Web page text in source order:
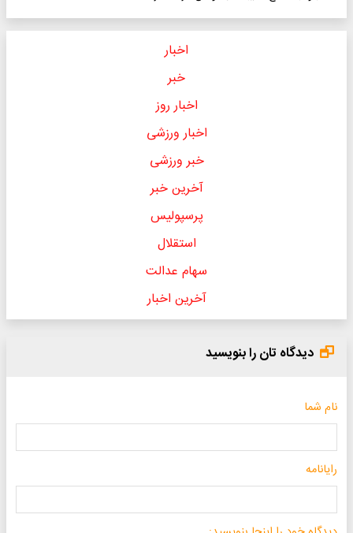
اخبار
خبر
اخبار روز
اخبار ورزشی
خبر ورزشی
آخرین خبر
پرسپولیس
استقلال
سهام عدالت
آخرین اخبار
دیدگاه تان را بنویسید
نام شما
رایانامه